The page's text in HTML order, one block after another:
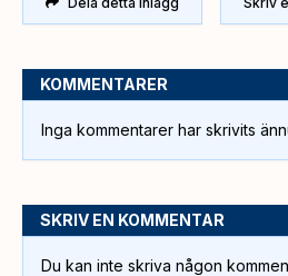
KOMMENTARER
Inga kommentarer har skrivits
SKRIV EN KOMMENTAR
Du kan inte skriva någon